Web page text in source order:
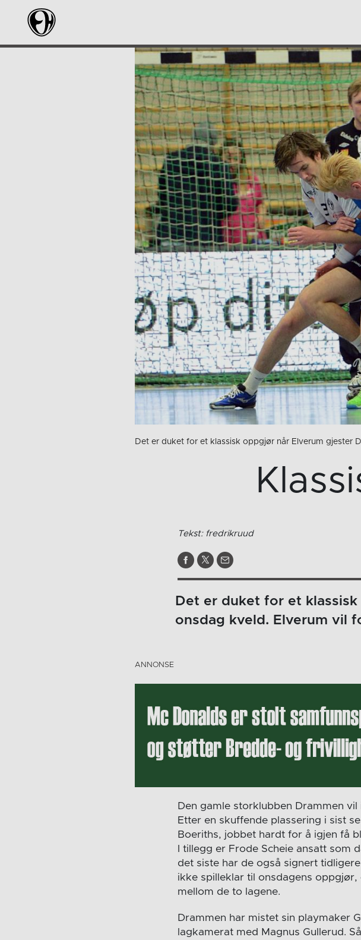
Det er duket for et klassisk oppgjør når Elverum gjester
Tekst: fredrikruud
Det er duket for et
onsdag kveld. Elverum vil
Den gamle storklubben Drammen
Etter en skuffende plassering i sist
Boeriths, jobbet hardt for å igjen få
I tillegg er Frode Scheie ansatt som
det siste har de også signert
ikke spilleklar til onsdagens
mellom de to lagene.
Drammen har mistet sin playmaker
lagkamerat med Magnus Gullerud.